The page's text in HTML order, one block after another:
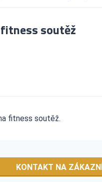
soutěž
fitness soutěž.
KONTAKT NA